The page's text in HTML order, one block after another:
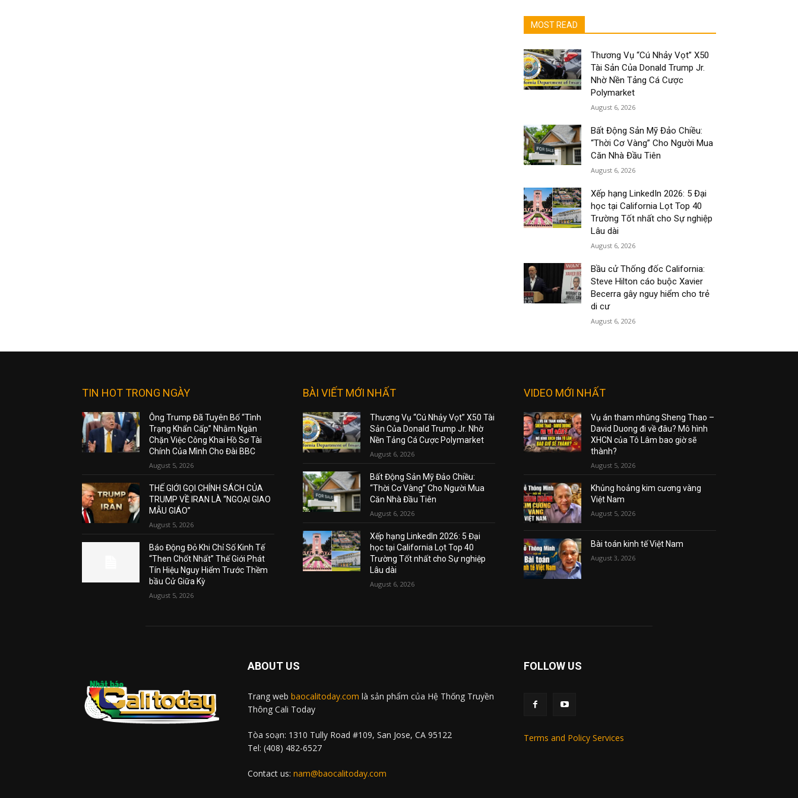
MOST READ
Thương Vụ “Cú Nhảy Vọt” X50
Tài Sản Của Donald Trump Jr.
Nhờ Nền Tảng Cá Cược
Polymarket
August 6, 2026
Bất Động Sản Mỹ Đảo Chiều:
“Thời Cơ Vàng” Cho Người Mua
Căn Nhà Đầu Tiên
August 6, 2026
Xếp hạng LinkedIn 2026: 5 Đại
học tại California Lọt Top 40
Trường Tốt nhất cho Sự nghiệp
Lâu dài
August 6, 2026
Bầu cử Thống đốc California:
Steve Hilton cáo buộc Xavier
Becerra gây nguy hiểm cho trẻ
di cư
August 6, 2026
TIN HOT TRONG NGÀY
Ông Trump Đã Tuyên Bố “Tình
Trạng Khẩn Cấp” Nhằm Ngăn
Chặn Việc Công Khai Hồ Sơ Tài
Chính Của Mình Cho Đài BBC
August 5, 2026
THẾ GIỚI GỌI CHÍNH SÁCH CỦA
TRUMP VỀ IRAN LÀ “NGOẠI GIAO
MẪU GIÁO”
August 5, 2026
Báo Động Đỏ Khi Chỉ Số Kinh Tế
“Then Chốt Nhất” Thế Giới Phát
Tín Hiệu Nguy Hiểm Trước Thềm
bầu Cử Giữa Kỳ
August 5, 2026
BÀI VIẾT MỚI NHẤT
Thương Vụ “Cú Nhảy Vọt” X50 Tài
Sản Của Donald Trump Jr. Nhờ
Nền Tảng Cá Cược Polymarket
August 6, 2026
Bất Động Sản Mỹ Đảo Chiều:
“Thời Cơ Vàng” Cho Người Mua
Căn Nhà Đầu Tiên
August 6, 2026
Xếp hạng LinkedIn 2026: 5 Đại
học tại California Lọt Top 40
Trường Tốt nhất cho Sự nghiệp
Lâu dài
August 6, 2026
VIDEO MỚI NHẤT
Vụ án tham nhũng Sheng Thao –
David Duong đi về đâu? Mô hình
XHCN của Tô Lâm bao giờ sẽ
thành?
August 5, 2026
Khủng hoảng kim cương vàng
Việt Nam
August 5, 2026
Bài toán kinh tế Việt Nam
August 3, 2026
ABOUT US
Trang web baocalitoday.com là sản phẩm của Hệ Thống Truyền
Thông Cali Today
Tòa soạn: 1310 Tully Road #109, San Jose, CA 95122
Tel: (408) 482-6527
Contact us: nam@baocalitoday.com
FOLLOW US
Terms and Policy Services